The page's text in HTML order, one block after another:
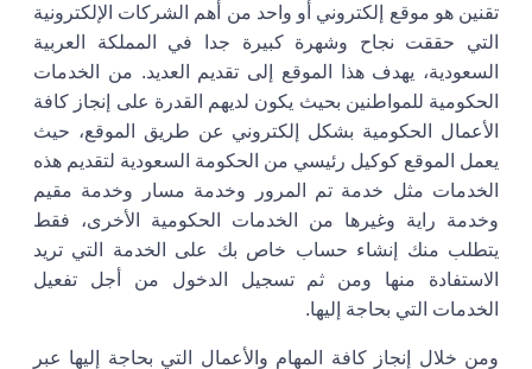
تقنين هو موقع إلكتروني أو واحد من أهم الشركات الإلكترونية
التي حققت نجاح وشهرة كبيرة جدا في المملكة العربية
السعودية، يهدف هذا الموقع إلى تقديم العديد. من الخدمات
الحكومية للمواطنين بحيث يكون لديهم القدرة على إنجاز كافة
الأعمال الحكومية بشكل إلكتروني عن طريق الموقع، حيث
يعمل الموقع كوكيل رئيسي من الحكومة السعودية لتقديم هذه
الخدمات مثل خدمة تم المرور وخدمة مسار وخدمة مقيم
وخدمة راية وغيرها من الخدمات الحكومية الأخرى، فقط
يتطلب منك إنشاء حساب خاص بك على الخدمة التي تريد
الاستفادة منها ومن ثم تسجيل الدخول من أجل تفعيل
الخدمات التي بحاجة إليها.
ومن خلال إنجاز كافة المهام والأعمال التي بحاجة إليها عبر